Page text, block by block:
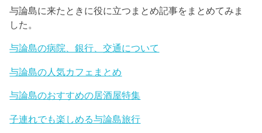
与論島に来たときに役に立つまとめ記事をまとめてみま
した。
与論島の病院、銀行、交通について
与論島の人気カフェまとめ
与論島のおすすめの居酒屋特集
子連れでも楽しめる与論島旅行